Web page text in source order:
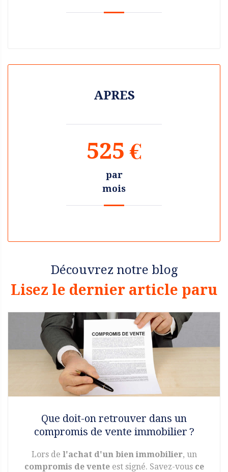
APRES
525 €
par
mois
Découvrez notre blog
Lisez le dernier article paru
Que doit-on retrouver dans un
compromis de vente immobilier ?
Lors de l'achat d'un bien immobilier, un
compromis de venteest signé. Savez-vous ce